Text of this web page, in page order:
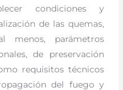
condiciones y
de las quemas,
menos, parámetros
de preservación
requisitos técnicos
del fuego y